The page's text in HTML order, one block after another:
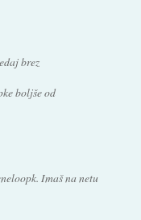
brez
boljše od
Imaš na netu